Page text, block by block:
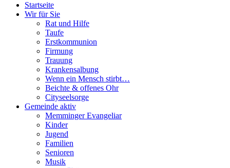
Startseite
Wir für Sie
Rat und Hilfe
Taufe
Erstkommunion
Firmung
Trauung
Krankensalbung
Wenn ein Mensch stirbt…
Beichte & offenes Ohr
Cityseelsorge
Gemeinde aktiv
Memminger Evangeliar
Kinder
Jugend
Familien
Senioren
Musik